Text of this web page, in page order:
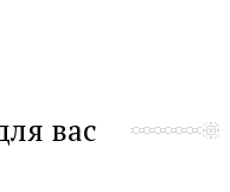
вас